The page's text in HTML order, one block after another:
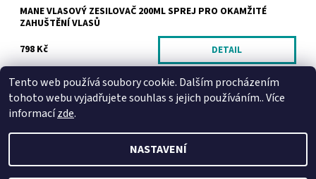
MANE VLASOVÝ ZESILOVAČ 200ML SPREJ PRO OKAMŽITÉ
ZAHUŠTĚNÍ VLASŮ
798 Kč
DETAIL
Tento web používá soubory cookie. Dalším procházením
tohoto webu vyjadřujete souhlas s jejich používáním.. Více
informacízde.
NASTAVENÍ